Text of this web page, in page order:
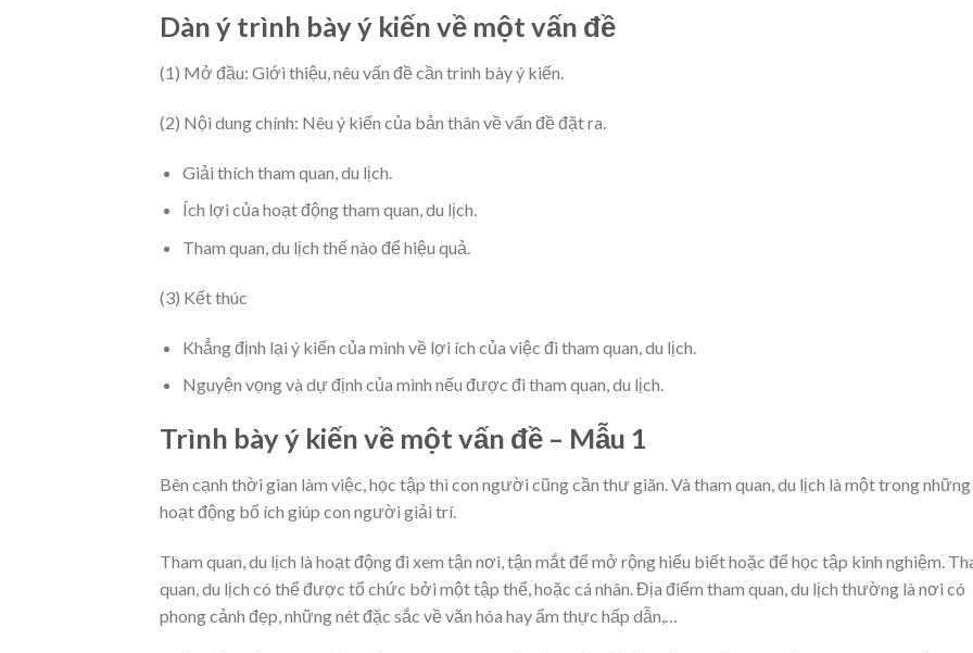
Dàn ý trình bày ý kiến về một vấn đề
(1) Mở đầu: Giới thiệu, nêu vấn đề cần trình bày ý kiến.
(2) Nội dung chính: Nêu ý kiến của bản thân về vấn đề đặt ra.
Giải thích tham quan, du lịch.
Ích lợi của hoạt động tham quan, du lịch.
Tham quan, du lịch thế nào để hiệu quả.
(3) Kết thúc
Khẳng định lại ý kiến của mình về lợi ích của việc đi tham quan, du lịch.
Nguyện vọng và dự định của mình nếu được đi tham quan, du lịch.
Trình bày ý kiến về một vấn đề – Mẫu 1
Bên cạnh thời gian làm việc, học tập thì con người cũng cần thư giãn. Và tham quan, du lịch là một trong những
hoạt động bổ ích giúp con người giải trí.
Tham quan, du lịch là hoạt động đi xem tận nơi, tận mắt để mở rộng hiểu biết hoặc để học tập kinh nghiệm.
quan, du lịch có thể được tổ chức bởi một tập thể, hoặc cá nhân. Địa điểm tham quan, du lịch thường là nơi có
phong cảnh đẹp, những nét đặc sắc về văn hóa hay ẩm thực hấp dẫn,…